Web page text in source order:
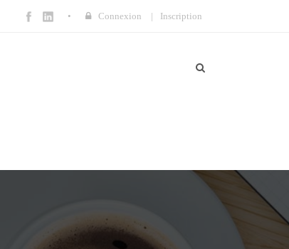
Connexion | Inscription